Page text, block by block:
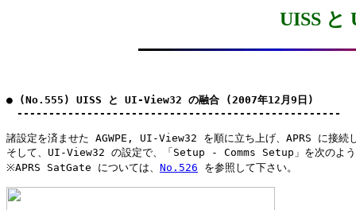
UISS と
● (No.555) UISS と UI-View32 の融合 (2007年12月9日)
---------------------------------------------------
諸設定を済ませた AGWPE, UI-View32 を順に立ち上げ、APRS に接続
そして、UI-View32 の設定で、「Setup - Comms Setup」を次のよう
※APRS SatGate については、 No.526 を参照して下さい。